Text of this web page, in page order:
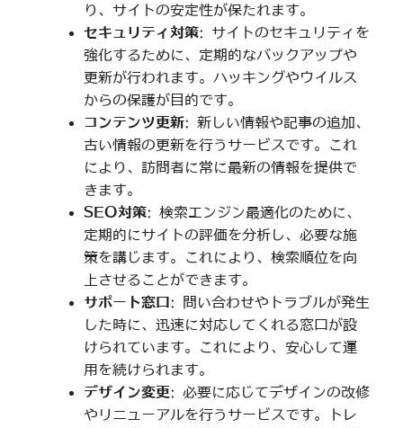
り、サイトの安定性が保たれます。
セキュリティ対策: サイトのセキュリティを
強化するために、定期的なバックアップや
更新が行われます。ハッキングやウイルス
からの保護が目的です。
コンテンツ更新: 新しい情報や記事の追加、
古い情報の更新を行うサービスです。これ
により、訪問者に常に最新の情報を提供で
きます。
SEO対策: 検索エンジン最適化のために、
定期的にサイトの評価を分析し、必要な施
策を講じます。これにより、検索順位を向
上させることができます。
サポート窓口 : 問い合わせやトラブルが発生
した時に、迅速に対応してくれる窓口が設
けられています。これにより、安心して運
用を続けられます。
デザイン変更: 必要に応じてデザインの改修
やリニューアルを行うサービスです。トレ